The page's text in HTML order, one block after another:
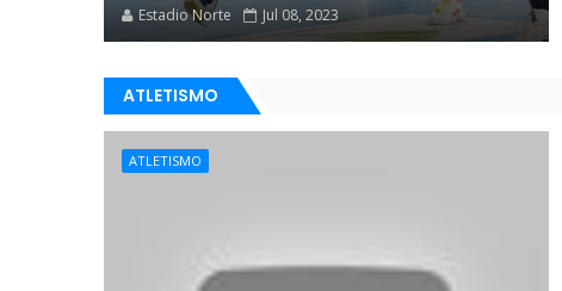
Estadio Norte Jul 08, 2023
ATLETISMO
ATLETISMO